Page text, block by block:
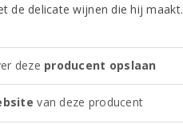
de delicate wijnen die hij maakt.
deze producent opslaan
van deze producent